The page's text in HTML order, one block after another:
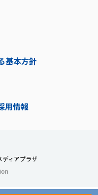
基本方針
用情報
ィアプラザ